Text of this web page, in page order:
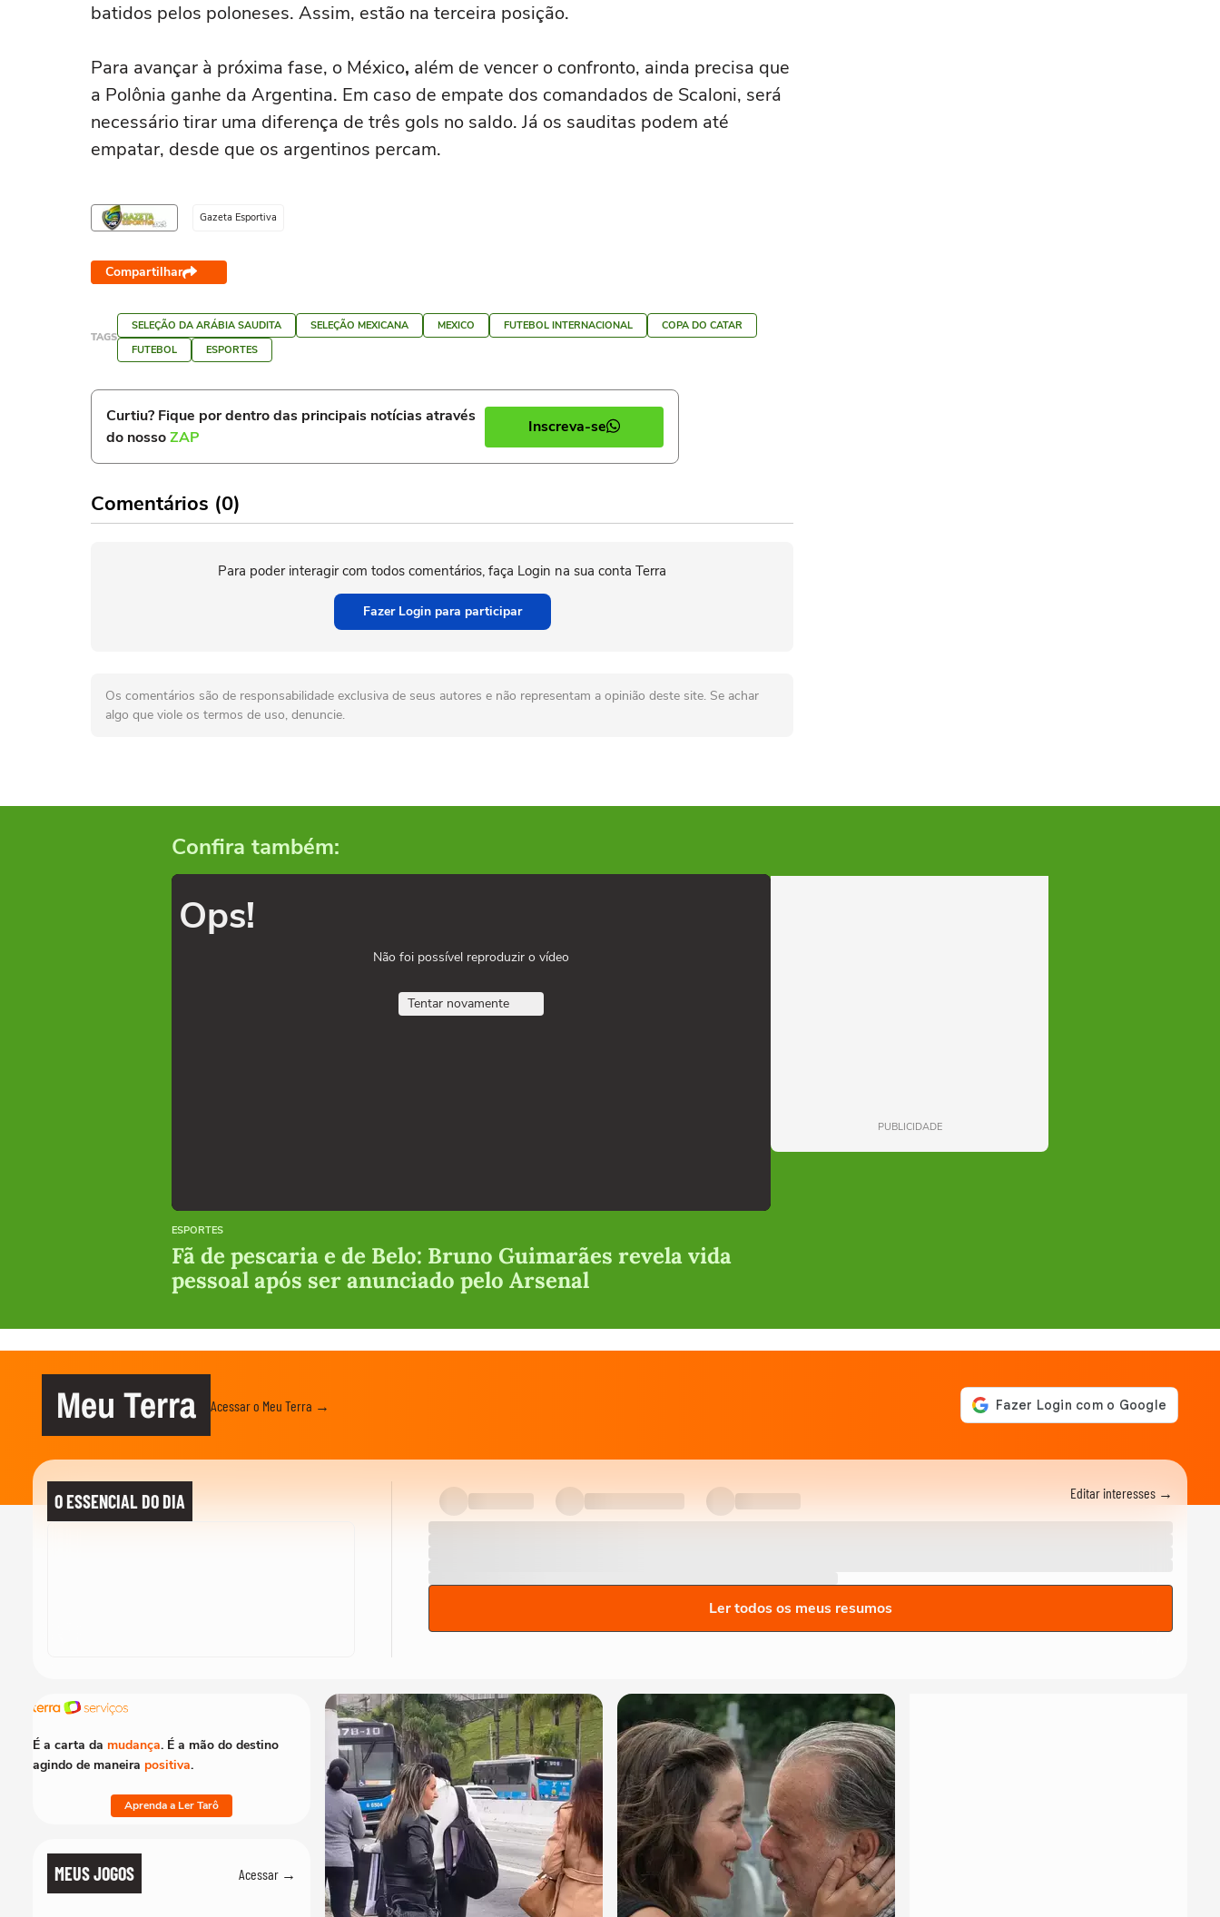
batidos pelos poloneses. Assim, estão na terceira posição.
Para avançar à próxima fase, o México, além de vencer o confronto, ainda precisa que
a Polônia ganhe da Argentina. Em caso de empate dos comandados de Scaloni, será
necessário tirar uma diferença de três gols no saldo. Já os sauditas podem até
empatar, desde que os argentinos percam.
Gazeta Esportiva
Compartilhar
TAGS
SELEÇÃO DA ARÁBIA SAUDITA SELEÇÃO MEXICANA MEXICO FUTEBOL INTERNACIONAL
COPA DO CATAR
FUTEBOL
ESPORTES
Curtiu? Fique por dentro das principais notícias através
do nossoZAP
Inscreva-se
Comentários (0)
Para poder interagir com todos comentários, faça Login na sua conta Terra
Fazer Login para participar
Os comentários são de responsabilidade exclusiva de seus autores e não representam a opinião deste site. Se achar
algo que viole os termos de uso, denuncie.
Confira também:
Ops!
Não foi possível reproduzir o vídeo
Tentar novamente
ESPORTES
Fã de pescaria e de Belo: Bruno Guimarães revela vida
pessoal após ser anunciado pelo Arsenal
PUBLICIDADE
Meu Terra Acessar o Meu Terra →
O ESSENCIAL DO DIA Editar interesses →
Ler todos os meus resumos
MEUS JOGOS Acessar →
É a carta da mudança. É a mão do destino
agindo de maneira positiva.
Aprenda a Ler Tarô